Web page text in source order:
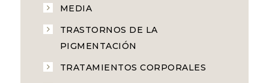
MEDIA
TRASTORNOS DE LA
PIGMENTACIÓN
TRATAMIENTOS CORPORALES